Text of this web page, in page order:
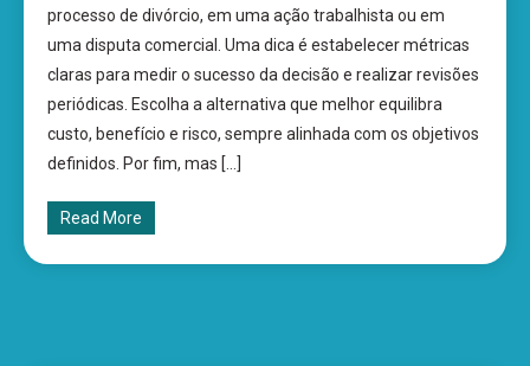
processo de divórcio, em uma ação trabalhista ou em
uma disputa comercial. Uma dica é estabelecer métricas
claras para medir o sucesso da decisão e realizar revisões
periódicas. Escolha a alternativa que melhor equilibra
custo, benefício e risco, sempre alinhada com os objetivos
definidos. Por fim, mas […]
Read More